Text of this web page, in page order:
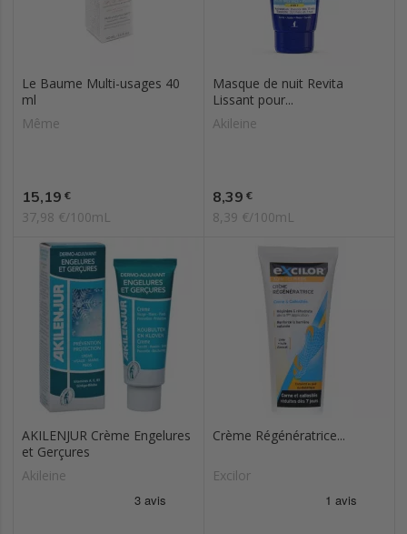
Le Baume Multi-usages 40
ml
Même
Prix
15,19 €
37,98 €/100mL
Masque de nuit Revita
Lissant pour...
Akileine
Prix
8,39 €
8,39 €/100mL
AKILENJUR Crème Engelures
et Gerçures
Akileine
Crème Régénératrice...
Excilor